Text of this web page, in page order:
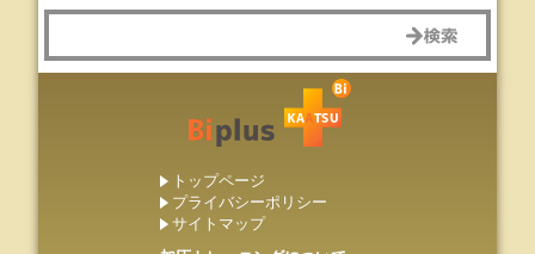
トップページ
プライバシーポリシー
サイトマップ